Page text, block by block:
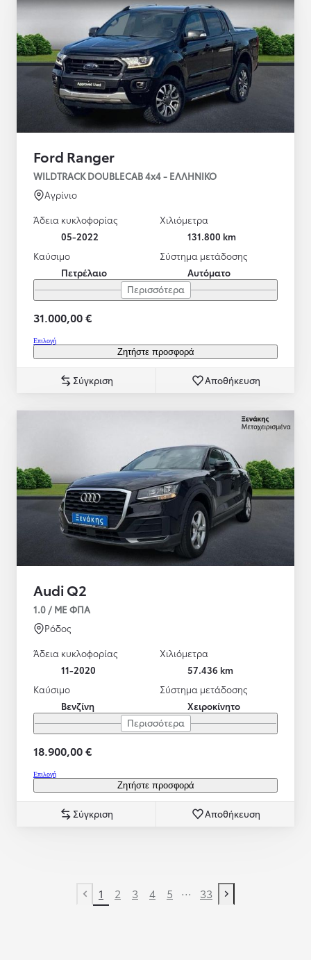
Ford Ranger
WILDTRACK DOUBLECAB 4x4 - ΕΛΛΗΝΙΚΟ
Αγρίνιο
Άδεια κυκλοφορίας
05-2022
Χιλιόμετρα
131.800 km
Καύσιμο
Πετρέλαιο
Σύστημα μετάδοσης
Αυτόματο
Περισσότερα
31.000,00 €
Επιλογή
Ζητήστε προσφορά
Σύγκριση Αποθήκευση
Audi Q2
1.0 / ΜΕ ΦΠΑ
Ρόδος
Άδεια κυκλοφορίας
11-2020
Χιλιόμετρα
57.436 km
Καύσιμο
Βενζίνη
Σύστημα μετάδοσης
Χειροκίνητο
Περισσότερα
18.900,00 €
Επιλογή
Ζητήστε προσφορά
Σύγκριση Αποθήκευση
Προηγούμενη σελίδα
1 2 3 4 5 ... 33
Επόμενη σελίδα